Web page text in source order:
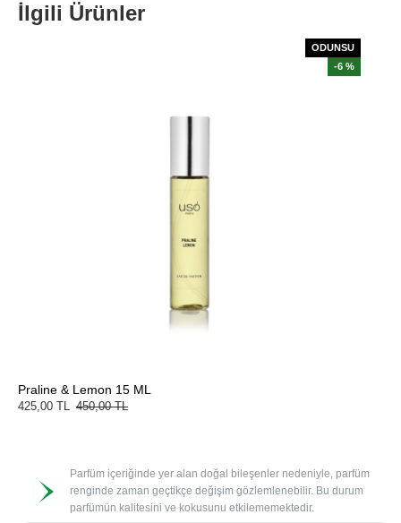
İlgili Ürünler
ODUNSU
-6 %
Praline & Lemon 15 ML
425,00 TL 450,00 TL
Parfüm içeriğinde yer alan doğal bileşenler nedeniyle, parfüm
renginde zaman geçtikçe değişim gözlemlenebilir. Bu durum
parfümün kalitesini ve kokusunu etkilememektedir.